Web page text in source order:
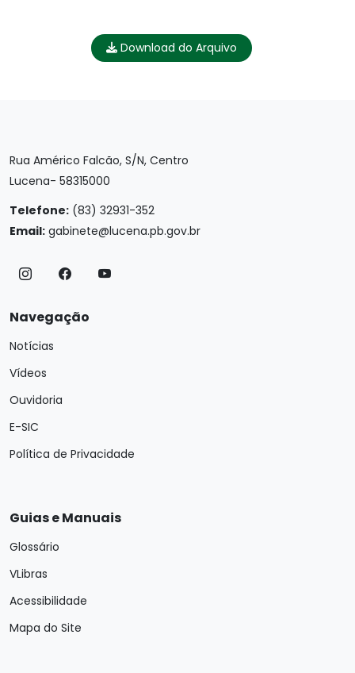
Download do Arquivo
Rua Américo Falcão, S/N, Centro
Lucena- 58315000
Telefone: (83) 32931-352
Email: gabinete@lucena.pb.gov.br
Navegação
Notícias
Vídeos
Ouvidoria
E-SIC
Política de Privacidade
Guias e Manuais
Glossário
VLibras
Acessibilidade
Mapa do Site